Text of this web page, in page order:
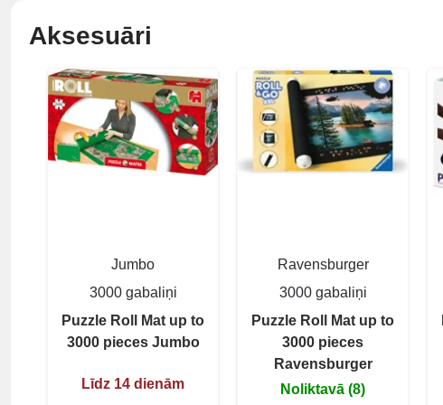
Aksesuāri
Jumbo
3000 gabaliņi
Puzzle Roll Mat up to
3000 pieces Jumbo
Līdz 14 dienām
Ravensburger
3000 gabaliņi
Puzzle Roll Mat up to
3000 pieces
Ravensburger
Noliktavā (8)